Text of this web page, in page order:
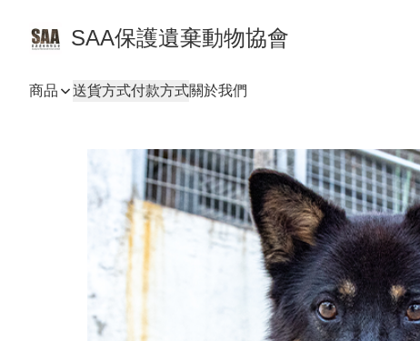
SAA保護遺棄動物協會
商品 送貨方式付款方式關於我們